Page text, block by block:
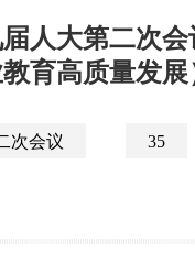
人大第二次
育高质量发展
次会议 35